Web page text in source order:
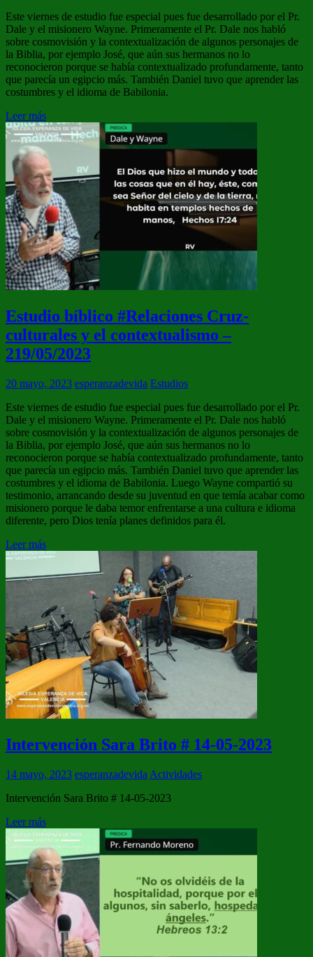
Este viernes de estudio fue especial pues fue desarrollado por el Pr.
Dale y el misionero Wayne. Primeramente el Pr. Dale nos habló
sobre cosmovisión y la contextualización de algunos personajes de
la Biblia, por ejemplo José, que aún sus hermanos no lo
reconocieron porque se había contextualizado profundamente, tanto
que parecía un egipcio más. También Daniel tuvo que aprender las
costumbres y el idioma de Babilonia.
Leer más
Estudio bíblico #Relaciones Cruz-
culturales y el contextualismo –
219/05/2023
20 mayo, 2023 esperanzadevida Estudios
Este viernes de estudio fue especial pues fue desarrollado por el Pr.
Dale y el misionero Wayne. Primeramente el Pr. Dale nos habló
sobre cosmovisión y la contextualización de algunos personajes de
la Biblia, por ejemplo José, que aún sus hermanos no lo
reconocieron porque se había contextualizado profundamente, tanto
que parecía un egipcio más. También Daniel tuvo que aprender las
costumbres y el idioma de Babilonia. Luego Wayne compartió su
testimonio, arrancando desde su juventud en que temía acabar como
misionero porque le daba temor enfrentarse a una cultura e idioma
diferente, pero Dios tenía planes definidos para él.
Leer más
Intervención Sara Brito # 14-05-2023
14 mayo, 2023 esperanzadevida Actividades
Intervención Sara Brito # 14-05-2023
Leer más